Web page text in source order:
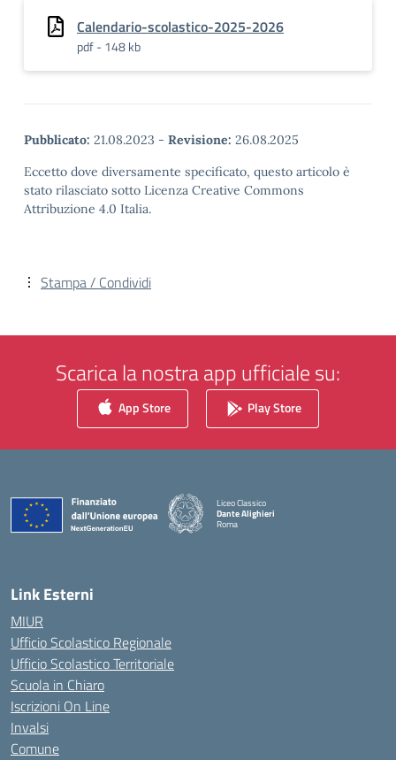
Calendario-scolastico-2025-2026
pdf - 148 kb
Pubblicato: 21.08.2023 - Revisione: 26.08.2025
Eccetto dove diversamente specificato, questo articolo è
stato rilasciato sotto Licenza Creative Commons
Attribuzione 4.0 Italia.
Stampa / Condividi
Scarica la nostra app ufficiale su:
App Store Play Store
Liceo Classico
Dante Alighieri
Roma
Link Esterni
MIUR
Ufficio Scolastico Regionale
Ufficio Scolastico Territoriale
Scuola in Chiaro
Iscrizioni On Line
Invalsi
Comune